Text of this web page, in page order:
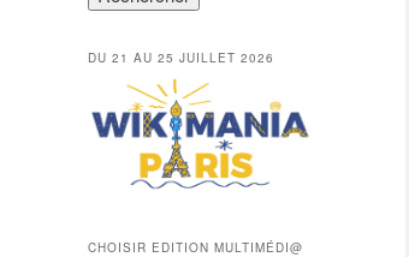
DU 21 AU 25 JUILLET 2026
CHOISIR EDITION MULTIMÉDI@